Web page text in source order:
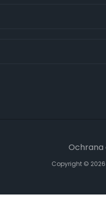
Ochrana
Copyright © 2026